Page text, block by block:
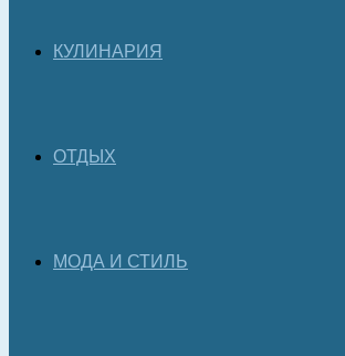
КУЛИНАРИЯ
ОТДЫХ
МОДА И СТИЛЬ